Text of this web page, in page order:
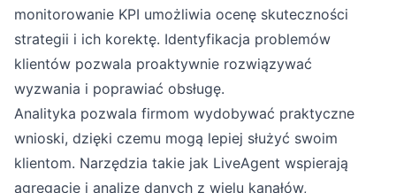
monitorowanie KPI umożliwia ocenę skuteczności
strategii i ich korektę. Identyfikacja problemów
klientów pozwala proaktywnie rozwiązywać
wyzwania i poprawiać obsługę.
Analityka pozwala firmom wydobywać praktyczne
wnioski, dzięki czemu mogą lepiej służyć swoim
klientom. Narzędzia takie jak LiveAgent wspierają
agregację i analizę danych z wielu kanałów,